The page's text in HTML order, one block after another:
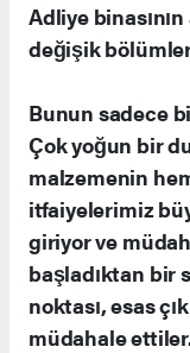
Adliye
değişik
Bunun sadece
Çok yoğun bir
malzemenin
itfaiyelerimiz
giriyor ve
başladıktan bir
noktası, esas
müdahale